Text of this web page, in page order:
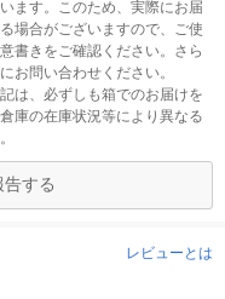
ます。このため、実際にお届
場合がございますので、ご使
書きをご確認ください。さら
お問い合わせください。
は、必ずしも箱でのお届けを
庫の在庫状況等により異なる
する
レビューとは